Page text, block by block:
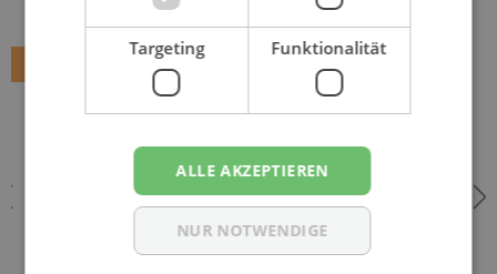
Targeting Funktionalität
ALLE AKZEPTIEREN
NUR NOTWENDIGE